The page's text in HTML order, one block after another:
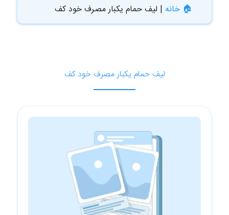
بلاگ
🏠 خانه | لیف حمام یکبار مصرف خود کف
لیف حمام یکبار مصرف خود کف